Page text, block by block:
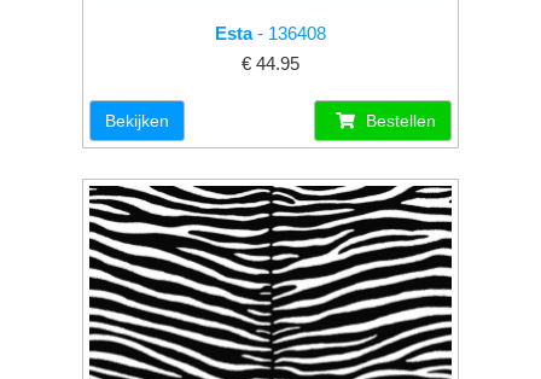
Esta- 136408
€ 44.95
Bekijken Bestellen